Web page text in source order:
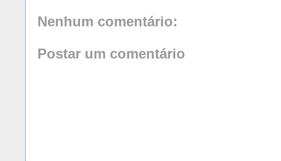
Nenhum comentário:
Postar um comentário